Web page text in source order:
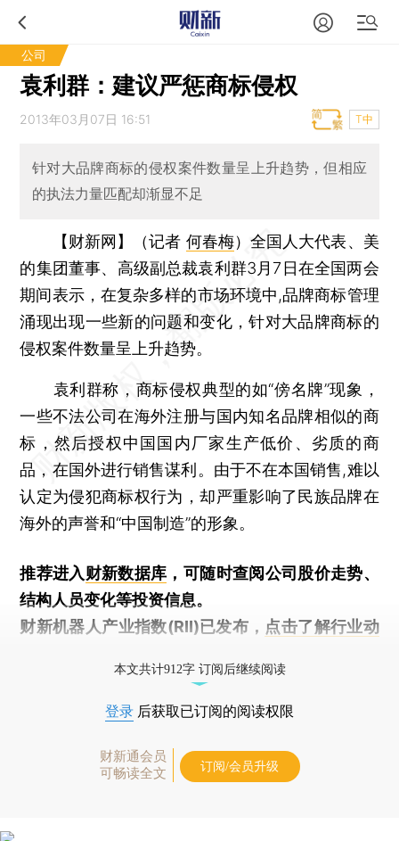
公司
袁利群：建议严惩商标侵权
2013年03月07日 16:51 T中
针对大品牌商标的侵权案件数量呈上升趋势，但相应
的执法力量匹配却渐显不足
【财新网】（记者 何春梅） 全国人大代表、美
的集团董事、高级副总裁袁利群3月7日在全国两会
期间表示，在复杂多样的市场环境中,品牌商标管理
涌现出现一些新的问题和变化，针对大品牌商标的
侵权案件数量呈上升趋势。
袁利群称，商标侵权典型的如“傍名牌”现象，
一些不法公司在海外注册与国内知名品牌相似的商
标，然后授权中国国内厂家生产低价、劣质的商
品，在国外进行销售谋利。由于不在本国销售,难以
认定为侵犯商标权行为，却严重影响了民族品牌在
海外的声誉和“中国制造”的形象。
推荐进入财新数据库 ，可随时查阅公司股价走势、
结构人员变化等投资信息。
财新机器人产业指数(RII)已发布， 点击了解行业动
本文共计912字 订阅后继续阅读
登录 后获取已订阅的阅读权限
财新通会员
可畅读全文
订阅/会员升级